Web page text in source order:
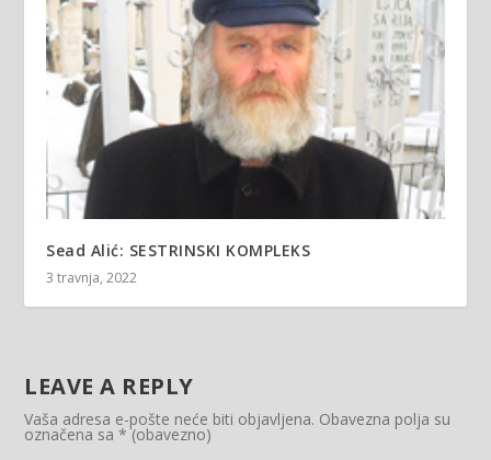
Sead Alić: SESTRINSKI KOMPLEKS
3 travnja, 2022
LEAVE A REPLY
Vaša adresa e-pošte neće biti objavljena. Obavezna polja su
označena sa* (obavezno)